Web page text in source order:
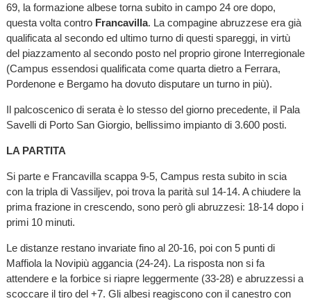
69, la formazione albese torna subito in campo 24 ore dopo,
questa volta contro Francavilla. La compagine abruzzese era già
qualificata al secondo ed ultimo turno di questi spareggi, in virtù
del piazzamento al secondo posto nel proprio girone Interregionale
(Campus essendosi qualificata come quarta dietro a Ferrara,
Pordenone e Bergamo ha dovuto disputare un turno in più).
Il palcoscenico di serata è lo stesso del giorno precedente, il Pala
Savelli di Porto San Giorgio, bellissimo impianto di 3.600 posti.
LA PARTITA
Si parte e Francavilla scappa 9-5, Campus resta subito in scia
con la tripla di Vassiljev, poi trova la parità sul 14-14. A chiudere la
prima frazione in crescendo, sono però gli abruzzesi: 18-14 dopo i
primi 10 minuti.
Le distanze restano invariate fino al 20-16, poi con 5 punti di
Maffiola la Novipiù aggancia (24-24). La risposta non si fa
attendere e la forbice si riapre leggermente (33-28) e abruzzessi a
scoccare il tiro del +7. Gli albesi reagiscono con il canestro con